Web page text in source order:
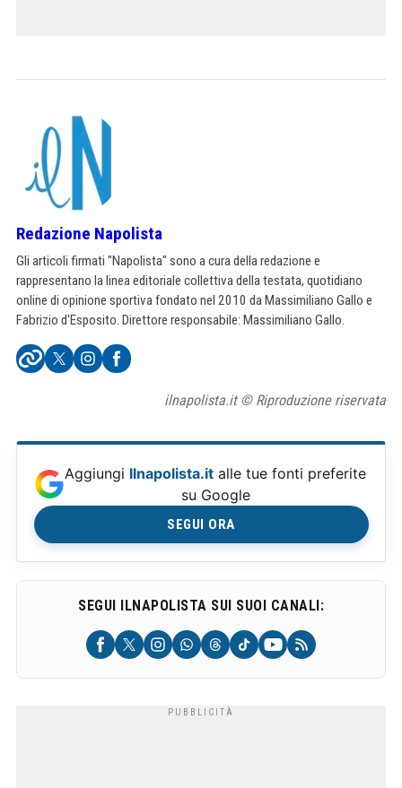
Redazione Napolista
Gli articoli firmati "Napolista" sono a cura della redazione e
rappresentano la linea editoriale collettiva della testata, quotidiano
online di opinione sportiva fondato nel 2010 da Massimiliano Gallo e
Fabrizio d'Esposito. Direttore responsabile: Massimiliano Gallo.
ilnapolista.it © Riproduzione riservata
Aggiungi Ilnapolista.it alle tue fonti preferite
su Google
SEGUI ORA
SEGUI ILNAPOLISTA SUI SUOI CANALI: